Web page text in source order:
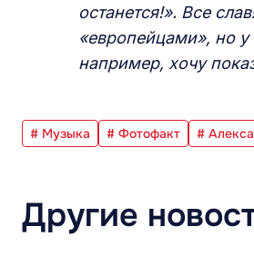
останется!». Все
«европейцами», но у
например, хочу
# Музыка # Фотофакт #
Другие